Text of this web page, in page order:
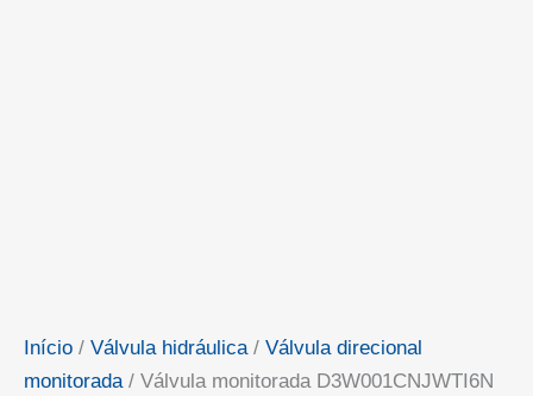
Início / Válvula hidráulica/ Válvula direcional
monitorada/ Válvula monitorada D3W001CNJWTI6N